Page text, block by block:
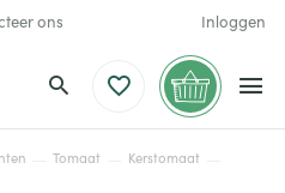
ons Inloggen
Tomaat
Kerstomaat